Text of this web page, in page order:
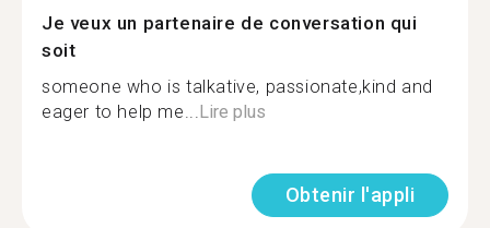
Je veux un partenaire de conversation qui
soit
someone who is talkative, passionate,kind and
eager to help me...Lire plus
Obtenir l'appli